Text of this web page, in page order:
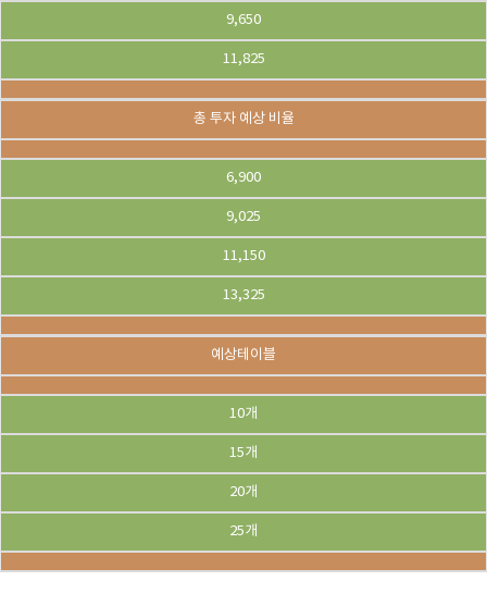
9,650
11,825
총 투자 예상 비율
6,900
9,025
11,150
13,325
예상테이블
10개
15개
20개
25개